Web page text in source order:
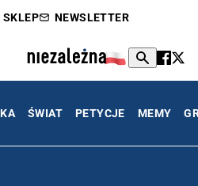
SKLEP NEWSLETTER
ŚWIAT PETYCJE MEMY